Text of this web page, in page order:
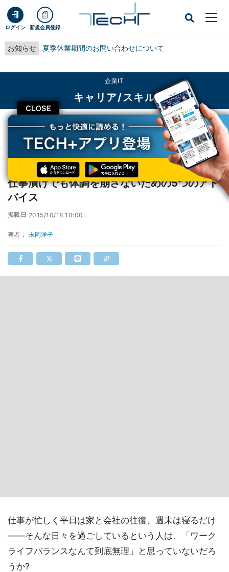
ログイン 新規会員登録
お知らせ 夏季休業期間のお問い合わせについて
CLOSE
企業IT
キャリア/スキル
TECH+ 企業IT
キャリア/スキル
仕事漬けでも体調を崩さないための5つのアドバイス
仕事漬けでも体調を崩さないための5つのアド
バイス
掲載日 2015/10/18 10:00
著者： 末岡洋子
仕事が忙しく平日は家と会社の往復、週末は寝るだけ
――そんな日々を過ごしているという人は、「ワーク
ライフバランスなんて到底無理」と思っていないだろ
うか?